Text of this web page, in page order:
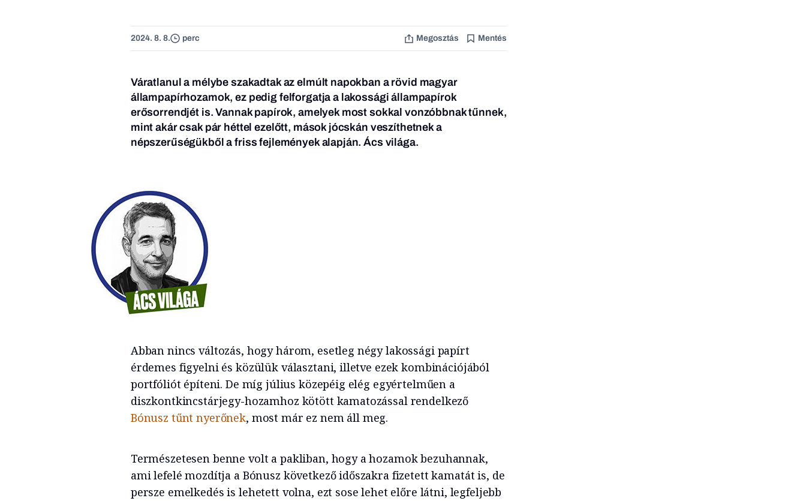
2024. 8. 8. perc Megosztás Mentés
Váratlanul a mélybe szakadtak az elmúlt napokban a rövid magyar
állampapírhozamok, ez pedig felforgatja a lakossági állampapírok
erősorrendjét is. Vannak papírok, amelyek most sokkal vonzóbbnak tűnnek,
mint akár csak pár héttel ezelőtt, mások jócskán veszíthetnek a
népszerűségükből a friss fejlemények alapján. Ács világa.
Abban nincs változás, hogy három, esetleg négy lakossági papírt
érdemes figyelni és közülük választani, illetve ezek kombinációjából
portfóliót építeni. De míg július közepéig elég egyértelműen a
diszkontkincstárjegy-hozamhoz kötött kamatozással rendelkező
Bónusz tűnt nyerőnek, most már ez nem áll meg.
Természetesen benne volt a pakliban, hogy a hozamok bezuhannak,
ami lefelé mozdítja a Bónusz következő időszakra fizetett kamatát is, de
persze emelkedés is lehetett volna, ezt sose lehet előre látni, legfeljebb